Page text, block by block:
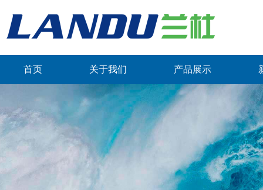
首页 关于我们 产品展示
联系我们